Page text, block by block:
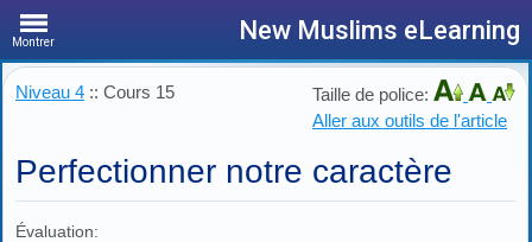
Montrer New Muslims eLearning
Niveau 4 :: Cours 15
Taille de police:
Aller aux outils de l'article
Perfectionner notre caractère
Évaluation: